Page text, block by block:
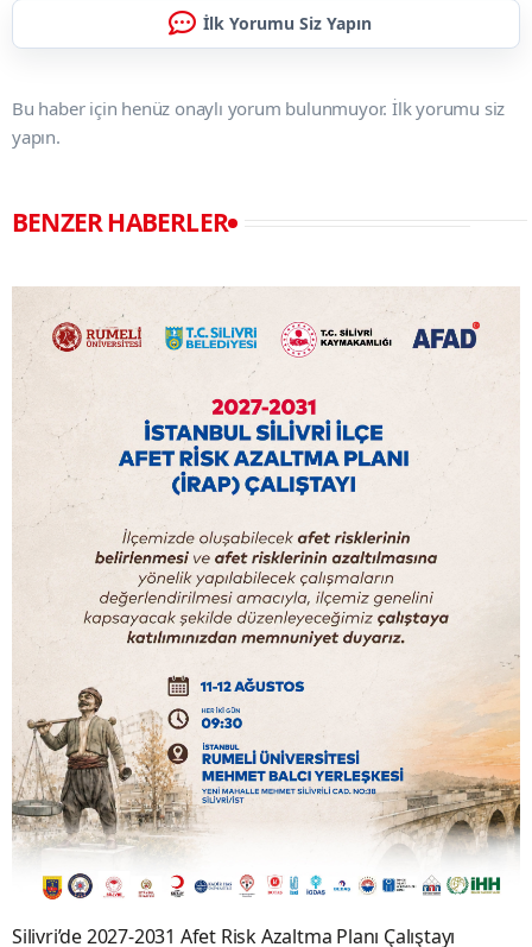
İlk Yorumu Siz Yapın
Bu haber için henüz onaylı yorum bulunmuyor. İlk yorumu siz
yapın.
BENZER HABERLER
Silivri’de 2027-2031 Afet Risk Azaltma Planı Çalıştayı